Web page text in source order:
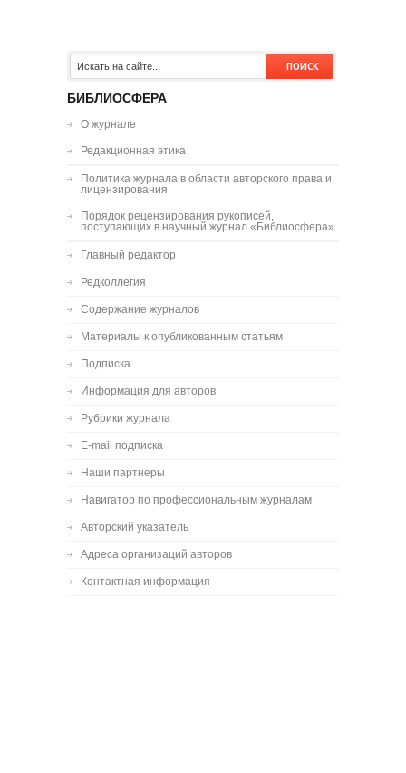
БИБЛИОСФЕРА
О журнале
Редакционная этика
Политика журнала в области авторского права и
лицензирования
Порядок рецензирования рукописей,
поступающих в научный журнал «Библиосфера»
Главный редактор
Редколлегия
Содержание журналов
Материалы к опубликованным статьям
Подписка
Информация для авторов
Рубрики журнала
E-mail подписка
Наши партнеры
Навигатор по профессиональным журналам
Авторский указатель
Адреса организаций авторов
Контактная информация